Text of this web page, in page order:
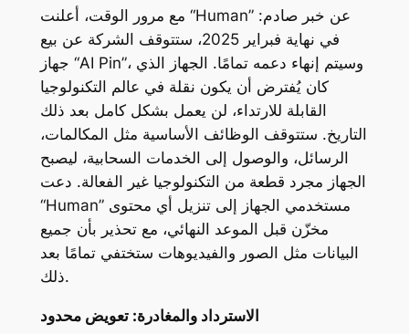
مع مرور الوقت، أعلنت “Human” عن خبر صادم:
في نهاية فبراير 2025، ستتوقف الشركة عن بيع
جهاز “AI Pin”، وسيتم إنهاء دعمه تمامًا. الجهاز الذي
كان يُفترض أن يكون نقلة في عالم التكنولوجيا
القابلة للارتداء، لن يعمل بشكل كامل بعد ذلك
التاريخ. ستتوقف الوظائف الأساسية مثل المكالمات،
الرسائل، والوصول إلى الخدمات السحابية، ليصبح
الجهاز مجرد قطعة من التكنولوجيا غير الفعالة. دعت
“Human” مستخدمي الجهاز إلى تنزيل أي محتوى
مخزّن قبل الموعد النهائي، مع تحذير بأن جميع
البيانات مثل الصور والفيديوهات ستختفي تمامًا بعد
ذلك.
الاسترداد والمغادرة: تعويض محدود